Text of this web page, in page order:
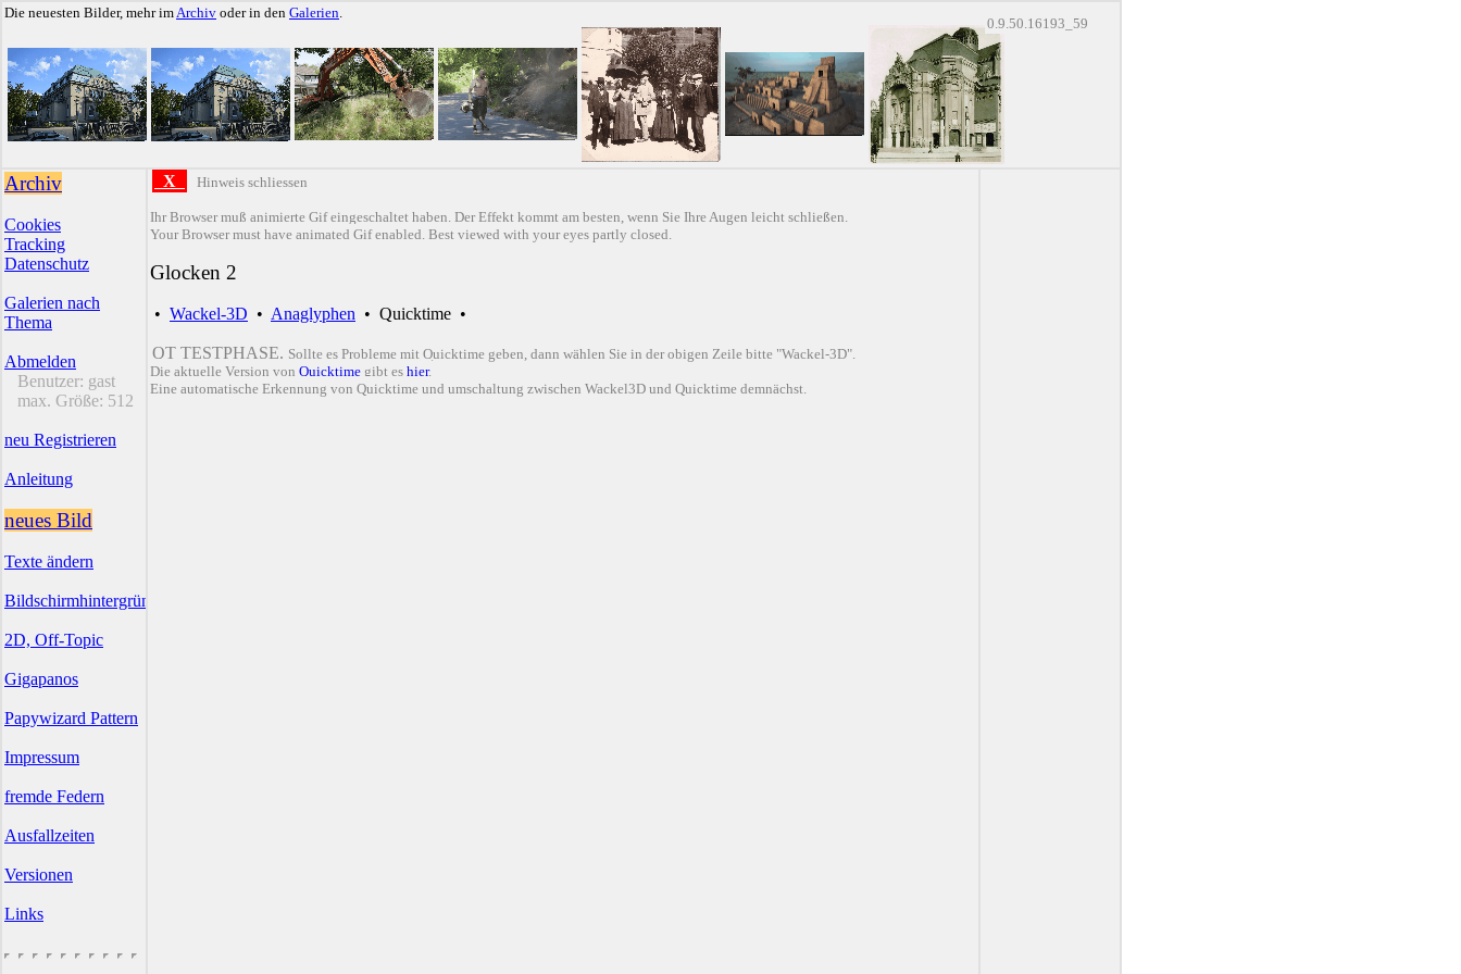
Die neuesten Bilder, mehr imArchiv oder in den Galerien.
0.9.50.16193_59
Archiv
Cookies
Tracking
Datenschutz
Galerien nach
Thema
Abmelden
Benutzer: gast
max. Größe: 512
neu Registrieren
Anleitung
neues Bild
Texte ändern
Bildschirmhintergründe
2D, Off-Topic
Gigapanos
Papywizard Pattern
Impressum
fremde Federn
Ausfallzeiten
Versionen
Links
X Hinweis schliessen
Ihr Browser muß animierte Gif eingeschaltet haben. Der Effekt kommt am besten, wenn Sie Ihre Augen leicht schließen.
Your Browser must have animated Gif enabled. Best viewed with your eyes partly closed.
Glocken 2
• Wackel-3D • Anaglyphen • Quicktime •
QT TESTPHASE. Sollte es Probleme mit Quicktime geben, dann wählen Sie in der obigen Zeile bitte "Wackel-3D".
Die aktuelle Version von Quicktime gibt es hier.
Eine automatische Erkennung von Quicktime und umschaltung zwischen Wackel3D und Quicktime demnächst.